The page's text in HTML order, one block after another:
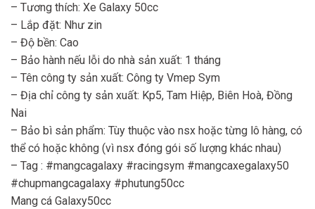
– Tương thích: Xe Galaxy 50cc
– Lắp đặt: Như zin
– Độ bền: Cao
– Bảo hành nếu lỗi do nhà sản xuất: 1 tháng
– Tên công ty sản xuất: Công ty Vmep Sym
– Địa chỉ công ty sản xuất: Kp5, Tam Hiệp, Biên Hoà, Đồng
Nai
– Bảo bì sản phẩm: Tùy thuộc vào nsx hoặc từng lô hàng, có
thể có hoặc không (vì nsx đóng gói số lượng khác nhau)
– Tag : #mangcagalaxy #racingsym #mangcaxegalaxy50
#chupmangcagalaxy #phutung50cc
Mang cá Galaxy50cc